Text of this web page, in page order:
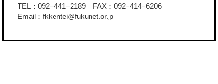
TEL：092−441−2189 FAX：092−414−6206
Email：fkkentei@fukunet.or.jp